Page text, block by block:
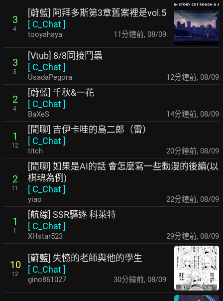
3
4
[蔚藍] 阿拜多斯第3章舊案裡是vol.5
[ C_Chat]
tooyahaya 11分鐘前, 08/09
3
3
[Vtub] 8/8同接鬥蟲
[ C_Chat]
UsadaPegora 12分鐘前, 08/09
2
4
[蔚藍] 千秋&一花
[ C_Chat]
BaXeS 14分鐘前, 08/09
1
12
[閒聊] 吉伊卡哇的島二郎（雷）
[ C_Chat]
titch 20分鐘前, 08/09
2
11
[閒聊] 如果是AI的話 會怎麼寫一些動漫的後續(以
棋魂為例)
[ C_Chat]
yiao 22分鐘前, 08/09
1
1
[航線] SSR驅逐 科萊特
[ C_Chat]
XHstar523 29分鐘前, 08/09
10
12
[蔚藍] 失憶的老師與他的學生
[ C_Chat]
gino861027 30分鐘前, 08/09